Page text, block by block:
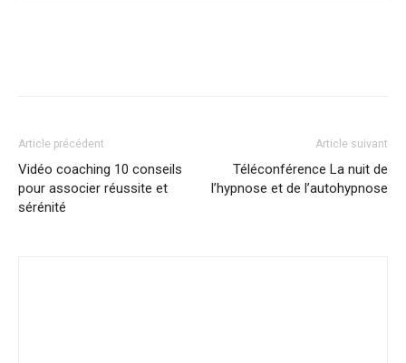
Article précédent
Vidéo coaching 10 conseils
pour associer réussite et
sérénité
Article suivant
Téléconférence La nuit de
l’hypnose et de l’autohypnose